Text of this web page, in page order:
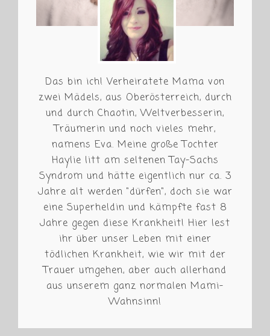
Das bin ich! Verheiratete Mama von
zwei Mädels, aus Oberösterreich, durch
und durch Chaotin, Weltverbesserin,
Träumerin und noch vieles mehr,
namens Eva. Meine große Tochter
Haylie litt am seltenen Tay-Sachs
Syndrom und hätte eigentlich nur ca. 3
Jahre alt werden "dürfen", doch sie war
eine Superheldin und kämpfte fast 8
Jahre gegen diese Krankheit! Hier lest
ihr über unser Leben mit einer
tödlichen Krankheit, wie wir mit der
Trauer umgehen, aber auch allerhand
aus unserem ganz normalen Mami-
Wahnsinn!